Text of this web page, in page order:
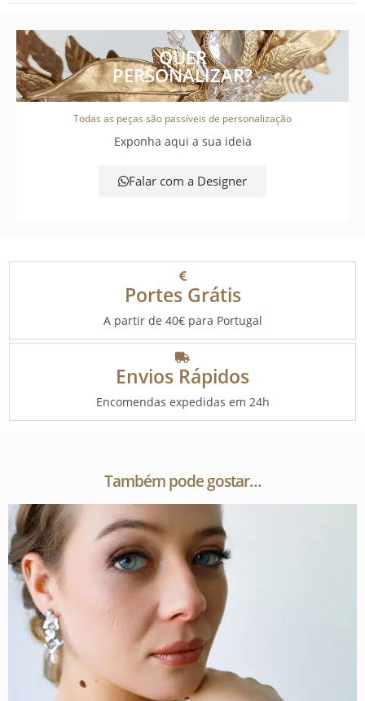
QUER
PERSONALIZAR?
Todas as peças são passíveis de personalização
Exponha aqui a sua ideia
Falar com a Designer
Portes Grátis
A partir de 40€ para Portugal
Envios Rápidos
Encomendas expedidas em 24h
Também pode gostar…